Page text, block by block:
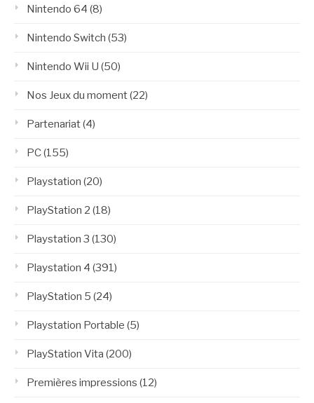
Nintendo 64 (8)
Nintendo Switch (53)
Nintendo Wii U (50)
Nos Jeux du moment(22)
Partenariat(4)
PC(155)
Playstation (20)
PlayStation 2 (18)
Playstation 3 (130)
Playstation 4 (391)
PlayStation 5 (24)
Playstation Portable (5)
PlayStation Vita (200)
Premières impressions (12)